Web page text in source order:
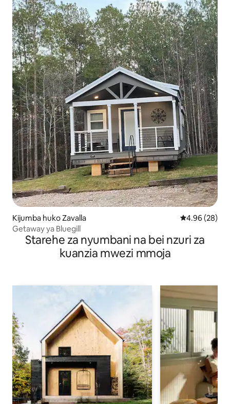
Kijumba huko Zavalla Ukadiriaji wa
4.96 (28)
Getaway ya Bluegill
Starehe za nyumbani na bei nzuri za
kuanzia mwezi mmoja